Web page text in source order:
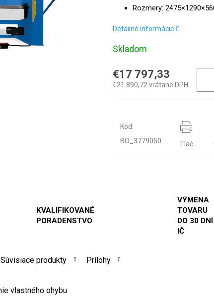
Rozmery:
Detailné informácie
Skladom
€17 797,33
€21 890,72 vrátane DPH
Kód:
BO_3779050
Tlač
KVALIFIKOVANÉ
PORADENSTVO
VÝMENA
TOVARU
DO 30
IČ
Súvisiace produkty Prílohy
vlastného ohybu